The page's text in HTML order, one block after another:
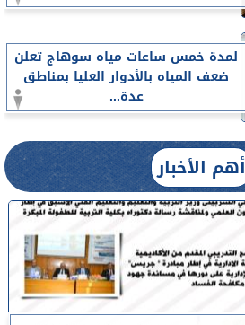
لمدة خمس ساعات مياه سوهاج تعلن
ضعف المياه بالأدوار العليا بمناطق
عدة...
أهم الأخبار